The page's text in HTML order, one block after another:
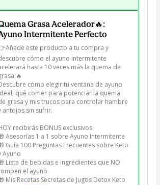
Grasa Acelerador🔥:
Intermitente Perfecto
este producto a tu compra y
cómo el ayuno intermitente
hasta 10 veces más la quema de
cómo elegir tu ventana de ayuno
qué comer para potenciar la quema
grasa y mis trucos para controlar hambre
antojos sin sufrir.
recibirás BONUS exclusivos:
Asesorías 1 a 1 sobre Ayuno Intermitente
Guía 100 Preguntas Frecuentes sobre Keto
Ayuno
Lista de bebidas e ingredientes que NO
el ayuno
Mis Recetas Secretas de Jugos Detox Keto